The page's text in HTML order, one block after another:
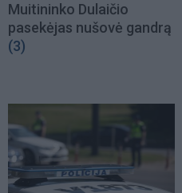
Muitininko Dulaičio
pasekėjas nušovė gandrą
(3)